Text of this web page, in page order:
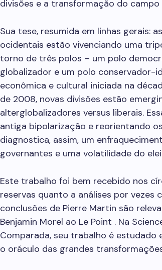
divisões e a transformação do
Sua tese, resumida em linhas gerais:
ocidentais estão vivenciando uma
torno de três polos – um polo
globalizador e um polo conservador-
econômica e cultural iniciada na
de 2008, novas divisões estão
alterglobalizadores versus liberais.
antiga bipolarização e reorientando
diagnostica, assim, um
governantes e uma volatilidade do
Este trabalho foi bem recebido nos
reservas quanto a análises por vezes
conclusões de Pierre Martin são
Benjamin Morel ao Le Point . Na
Comparada, seu trabalho é estudado
o oráculo das grandes